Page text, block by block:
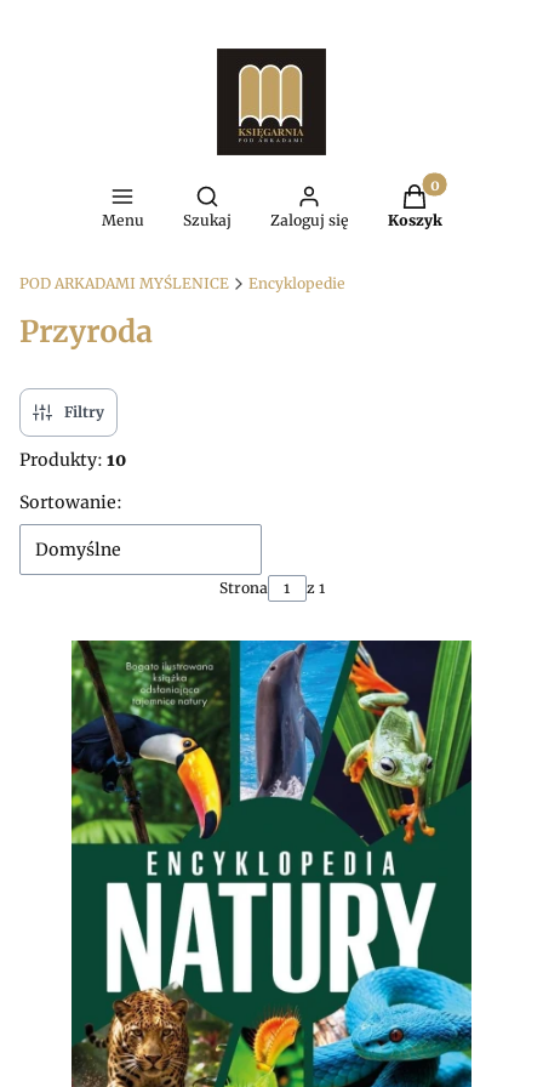
Menu
Otwórz wyszukiwarkę
Szukaj Zaloguj się
Produkty w
Koszyk
POD ARKADAMI MYŚLENICE Encyklopedie
Przyroda
Filtry
Produkty: 10
Lista produktów
Sortowanie:
Domyślne
Strona z 1